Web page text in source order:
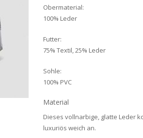
Obermaterial:
100% Leder
Futter:
75% Textil, 25% Leder
Sohle:
100% PVC
Material
Dieses vollnarbige, glatte Leder
luxuriös weich an.